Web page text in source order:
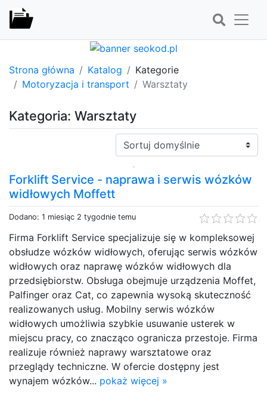
Strona główna Katalog
Kategorie
Motoryzacja i transport
Warsztaty
Kategoria: Warsztaty
Sortuj:
Forklift Service - naprawa i serwis wózków
widłowych Moffett
Dodano: 1 miesiąc 2 tygodnie temu
Firma Forklift Service specjalizuje się w kompleksowej
obsłudze wózków widłowych, oferując serwis wózków
widłowych oraz naprawę wózków widłowych dla
przedsiębiorstw. Obsługa obejmuje urządzenia Moffet,
Palfinger oraz Cat, co zapewnia wysoką skuteczność
realizowanych usług. Mobilny serwis wózków
widłowych umożliwia szybkie usuwanie usterek w
miejscu pracy, co znacząco ogranicza przestoje. Firma
realizuje również naprawy warsztatowe oraz
przeglądy techniczne. W ofercie dostępny jest
wynajem wózków... pokaż więcej »